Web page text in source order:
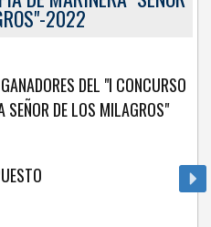
2022
DEL "I CONCURSO
SEÑOR DE LOS MILAGROS"